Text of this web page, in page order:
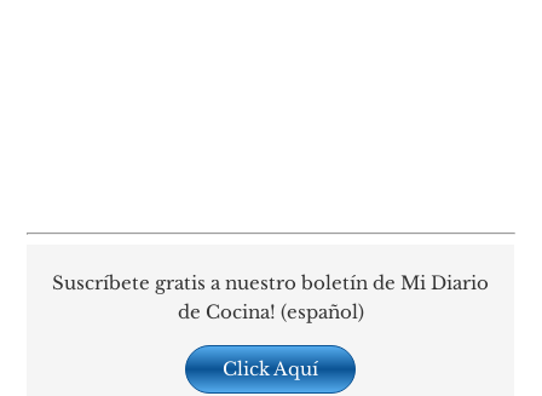
Suscríbete gratis a nuestro boletín de Mi Diario
de Cocina! (español)
Click Aquí